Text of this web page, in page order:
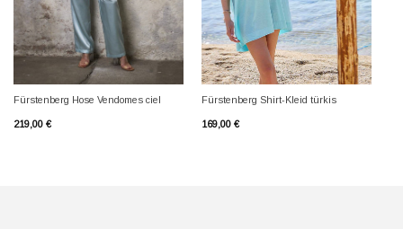
Fürstenberg Hose Vendomes ciel
219,00 €
Fürstenberg Shirt-Kleid türkis
169,00 €